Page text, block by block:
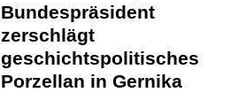
Bundespräsident
zerschlägt
geschichtspolitisches
Porzellan in Gernika